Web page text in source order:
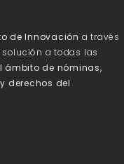
de Innovación a través
a todas las
ámbito de nóminas,
derechos del